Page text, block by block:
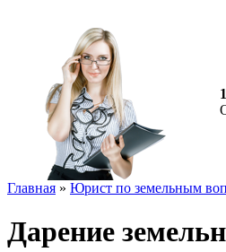
Главная » Юрист по земельным
Дарение